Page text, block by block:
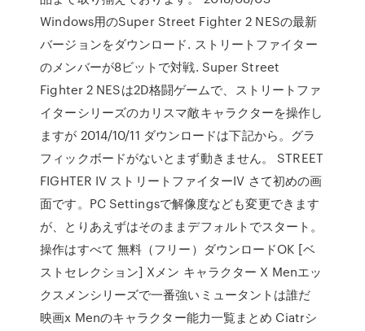
Windows用のSuper Street Fighter 2 NESの最新
バージョンをダウンロード. ストリートファイター
のメンバーが8ビットで対戦. Super Street
Fighter 2 NESは2D格闘ゲームで、ストリートファ
イターシリーズのカリスマ敵キャラクターを操作し
ますが 2014/10/11 ダウンロードは下記から。グラ
フィックボードがないとまず動きません。 STREET
FIGHTER IV ストリートファイターIV さて初めの画
面です。PC Settingsで解像度なども変更できます
が、とりあえずはそのままデフォルトでスタート。
操作はすべて 無料（フリー）ダウンロードOK [ベ
ストセレクション] Xメン キャラクター X Menエッ
クスメンシリーズで一番強いミュータントは誰だ
映画x Menのキャラクター能力一覧まとめ Ciatrシ